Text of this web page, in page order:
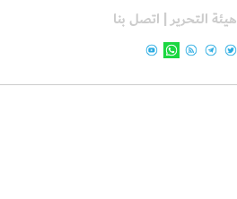
هيئة التحرير | اتصل بنا